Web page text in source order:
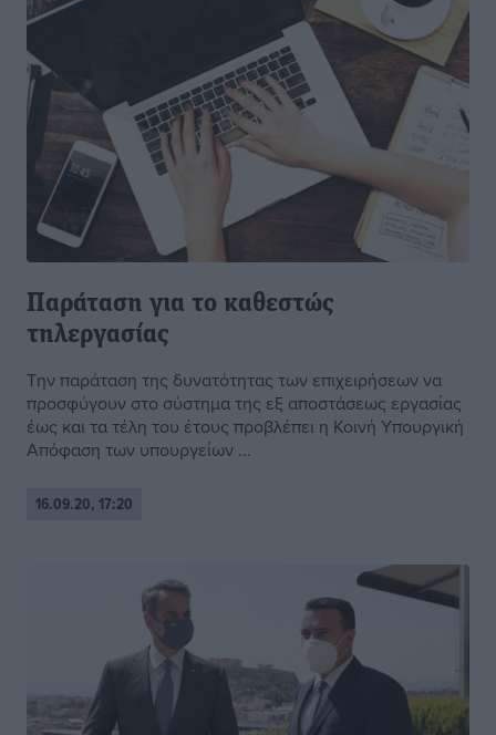
Παράταση για το καθεστώς
τηλεργασίας
Την παράταση της δυνατότητας των επιχειρήσεων να
προσφύγουν στο σύστημα της εξ αποστάσεως εργασίας
έως και τα τέλη του έτους προβλέπει η Κοινή Υπουργική
Απόφαση των υπουργείων ...
16.09.20, 17:20